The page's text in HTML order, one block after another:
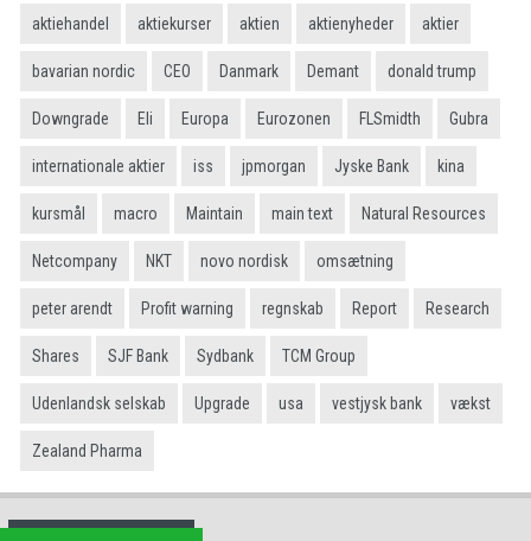
aktiehandel aktiekurser aktien aktienyheder aktier
bavarian nordic CEO Danmark Demant donald trump
Downgrade Eli Europa Eurozonen FLSmidth Gubra
internationale aktier iss jpmorgan Jyske Bank kina
kursmål macro Maintain main text Natural Resources
Netcompany NKT novo nordisk omsætning
peter arendt Profit warning regnskab Report Research
Shares SJF Bank Sydbank TCM Group
Udenlandsk selskab Upgrade usa vestjysk bank vækst
Zealand Pharma